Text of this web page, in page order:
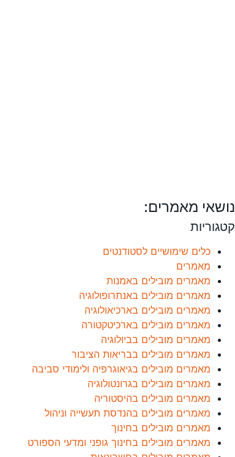
נושאי מאמרים:
קטגוריות
כלים שימושיים לסטודנטים
מאמרים
מאמרים מובילים באמנות
מאמרים מובילים באנתרופולוגיה
מאמרים מובילים בארכיאולוגיה
מאמרים מובילים בארכיטקטורה
מאמרים מובילים בביולוגיה
מאמרים מובילים בבריאות הציבור
מאמרים מובילים בגיאוגרפיה ולימודי סביבה
מאמרים מובילים בגרונטולוגיה
מאמרים מובילים בהיסטוריה
מאמרים מובילים בהנדסת תעשייה וניהול
מאמרים מובילים בחינוך
מאמרים מובילים בחינוך גופני ומדעי הספורט